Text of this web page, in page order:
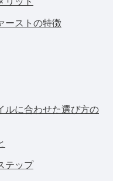
ーストの特徴
ルに合わせた選び方の
テップ